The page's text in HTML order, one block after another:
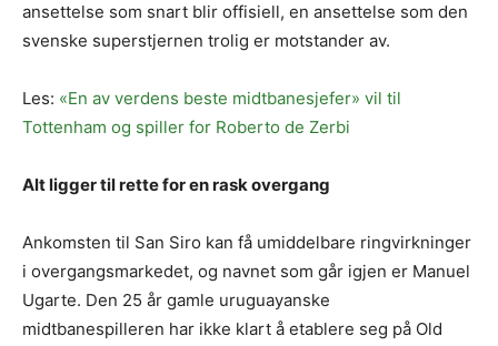
ansettelse som snart blir offisiell, en ansettelse som den
svenske superstjernen trolig er motstander av.
Les: «En av verdens beste midtbanesjefer» vil til
Tottenham og spiller for Roberto de Zerbi
Alt ligger til rette for en rask overgang
Ankomsten til San Siro kan få umiddelbare ringvirkninger
i overgangsmarkedet, og navnet som går igjen er Manuel
Ugarte. Den 25 år gamle uruguayanske
midtbanespilleren har ikke klart å etablere seg på Old